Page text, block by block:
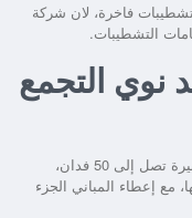
تشطيبات فاخرة، لان شركة
التشطيبات.
التجمع
يمتد كمبوند نوي القاهرة الجديدة على مساحة كبيرة تصل إلى 50 فدان،
مع إعطاء المباني الجزء